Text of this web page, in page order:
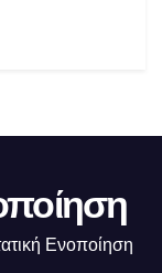
Ενοποίηση